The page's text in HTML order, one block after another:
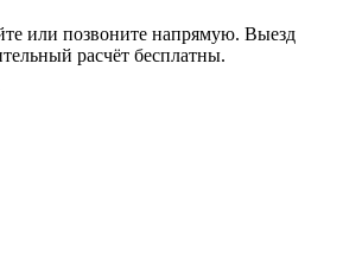
или позвоните напрямую. Выезд
расчёт бесплатны.